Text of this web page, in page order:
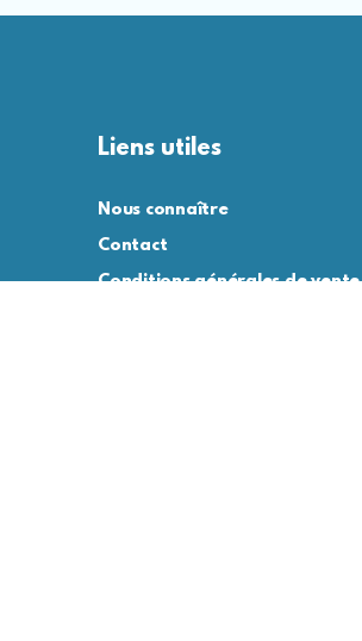
Liens utiles
Nous connaître
Contact
Conditions générales de vente